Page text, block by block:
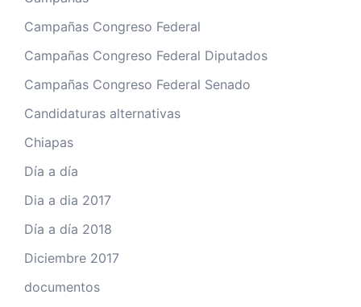
Campañas Congreso Federal
Campañas Congreso Federal Diputados
Campañas Congreso Federal Senado
Candidaturas alternativas
Chiapas
Día a día
Dia a dia 2017
Día a día 2018
Diciembre 2017
documentos